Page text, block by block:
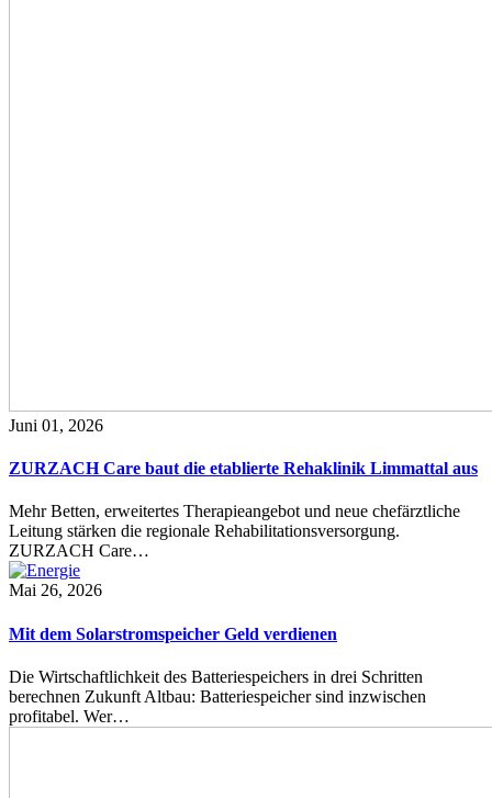
Juni 01, 2026
ZURZACH Care baut die etablierte Rehaklinik Limmattal aus
Mehr Betten, erweitertes Therapieangebot und neue chefärztliche
Leitung stärken die regionale Rehabilitationsversorgung.
ZURZACH Care…
Mai 26, 2026
Mit dem Solarstromspeicher Geld verdienen
Die Wirtschaftlichkeit des Batteriespeichers in drei Schritten
berechnen Zukunft Altbau: Batteriespeicher sind inzwischen
profitabel. Wer…